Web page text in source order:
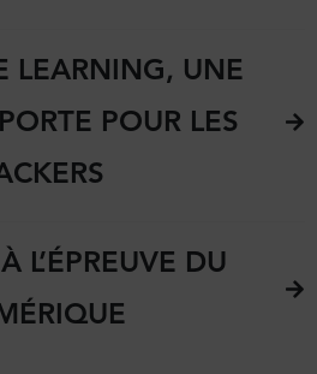
LEARNING, UNE
POUR LES
L’ÉPREUVE DU